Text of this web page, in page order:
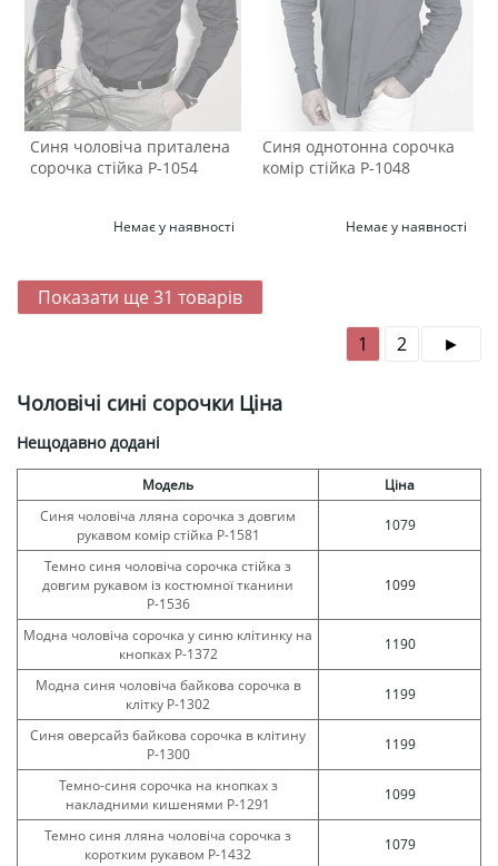
Синя чоловіча приталена
сорочка стійка Р-1054
Немає у наявності
Синя однотонна сорочка
комір стійка Р-1048
Немає у наявності
Показати ще 31 товарів
1
2
Чоловічі сині сорочки Ціна
Нещодавно додані
Модель
Ціна
Синя чоловіча лляна сорочка з довгим
рукавом комір стійка Р-1581
1079
Темно синя чоловіча сорочка стійка з
довгим рукавом із костюмної тканини
Р-1536
1099
Модна чоловіча сорочка у синю клітинку на
кнопках Р-1372
1190
Модна синя чоловіча байкова сорочка в
клітку Р-1302
1199
Синя оверсайз байкова сорочка в клітину
Р-1300
1199
Темно-синя сорочка на кнопках з
накладними кишенями Р-1291
1099
Темно синя лляна чоловіча сорочка з
коротким рукавом Р-1432
1079